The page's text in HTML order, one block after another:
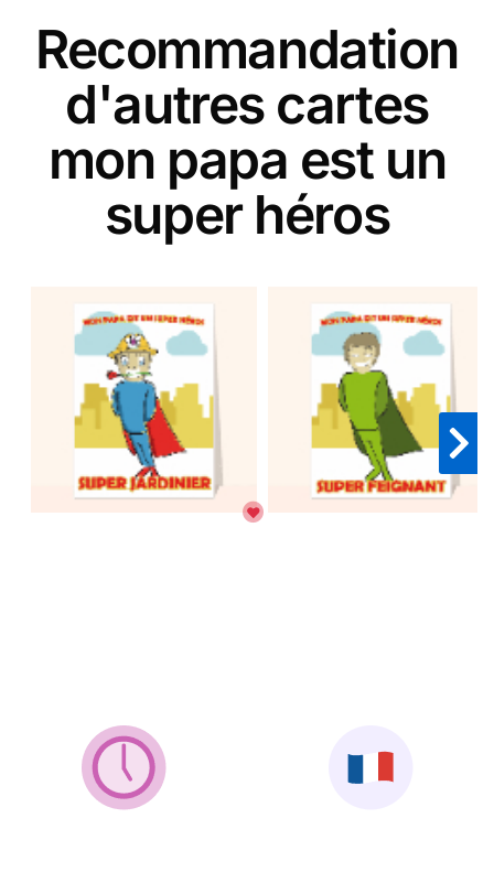
Recommandation
d'autres cartes
mon papa est un
super héros